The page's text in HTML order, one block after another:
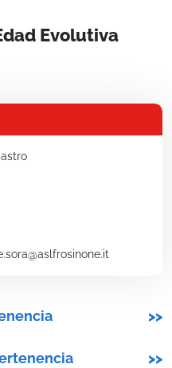
Evolutiva
>>
>>